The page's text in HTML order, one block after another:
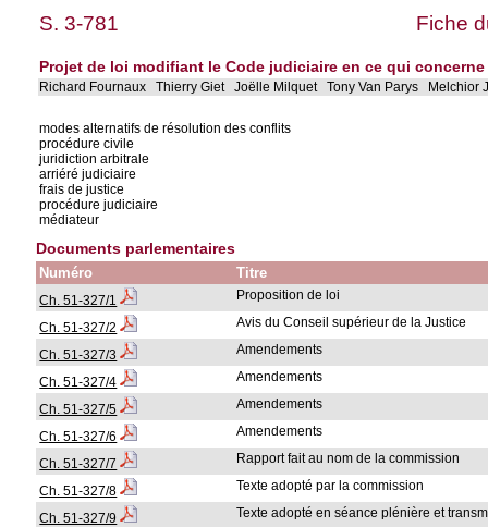
S. 3-781 Fiche
Projet de loi modifiant le Code judiciaire en ce qui
Richard Fournaux Thierry Giet Joëlle Milquet Tony Van Parys Melchior
modes alternatifs de résolution des conflits
procédure civile
juridiction arbitrale
arriéré judiciaire
frais de justice
procédure judiciaire
médiateur
Documents parlementaires
Numéro Titre
Ch. 51-327/1 Proposition de loi
Ch. 51-327/2 Avis du Conseil supérieur de la Justice
Ch. 51-327/3 Amendements
Ch. 51-327/4 Amendements
Ch. 51-327/5 Amendements
Ch. 51-327/6 Amendements
Ch. 51-327/7 Rapport fait au nom de la commission
Ch. 51-327/8 Texte adopté par la commission
Ch. 51-327/9 Texte adopté en séance plénière et